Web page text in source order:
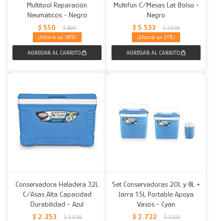
Multitool Reparación
Neumáticos - Negro
$ 550 $ 890
38
Multifun C/Mesas Lat Bolso -
Negro
$ 5.533 $ 7.049
21
Conservadora Heladera 32L
C/Asas Alta Capacidad
Durabilidad - Azul
$ 2.253 $ 3.039
Set Conservadoras 20L y 8L +
Jarra 1.5L Portable Apoya
Vasos - Cyan
$ 2.722 $ 3.109